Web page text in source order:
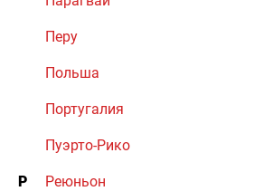
Перу
Польша
Португалия
Пуэрто-Рико
Р Реюньон